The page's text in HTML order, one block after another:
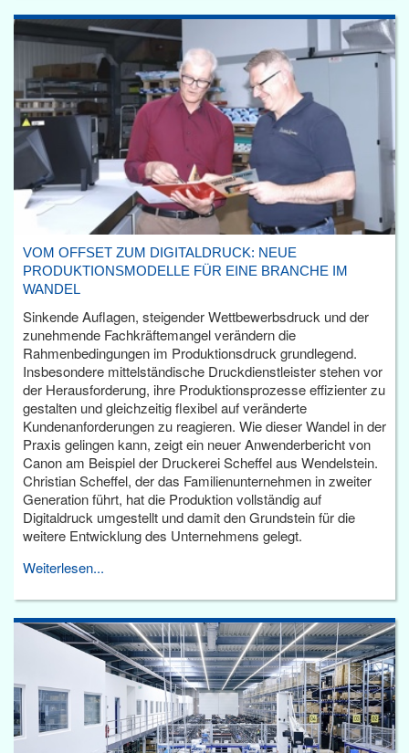
VOM OFFSET ZUM DIGITALDRUCK: NEUE
PRODUKTIONSMODELLE FÜR EINE BRANCHE IM
WANDEL
Sinkende Auflagen, steigender Wettbewerbsdruck und der
zunehmende Fachkräftemangel verändern die
Rahmenbedingungen im Produktionsdruck grundlegend.
Insbesondere mittelständische Druckdienstleister stehen vor
der Herausforderung, ihre Produktionsprozesse effizienter zu
gestalten und gleichzeitig flexibel auf veränderte
Kundenanforderungen zu reagieren. Wie dieser Wandel in der
Praxis gelingen kann, zeigt ein neuer Anwenderbericht von
Canon am Beispiel der Druckerei Scheffel aus Wendelstein.
Christian Scheffel, der das Familienunternehmen in zweiter
Generation führt, hat die Produktion vollständig auf
Digitaldruck umgestellt und damit den Grundstein für die
weitere Entwicklung des Unternehmens gelegt.
Weiterlesen...